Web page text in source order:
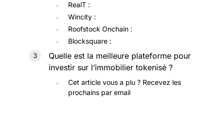
RealT :
Wincity :
Roofstock Onchain :
Blocksquare :
Quelle est la meilleure plateforme pour
investir sur l’immobilier tokenisé ?
Cet article vous a plu ? Recevez les
prochains par email